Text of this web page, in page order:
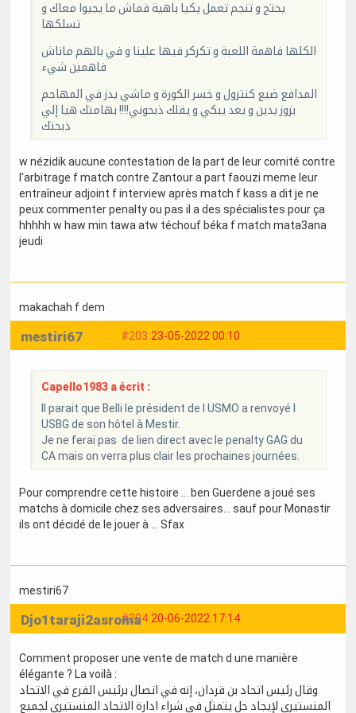
يحتج و تنجم تعمل يكيا باهية فماش ما يجيوا معاك و
تسلكها
الكلها فاهمة اللعبة و تكركر فيها علينا و في بالهم ماناش
فاهمين شيء
المدافع ضيع كنترول و خسر الكورة و ماشي يدز في المهاجم
بزوز يدين و يعد يبكي و يقلك ذبحوني!!!! بهامتك هيا إلي
ذبحتك
w nézidik aucune contestation de la part de leur comité contre
l'arbitrage f match contre Zantour a part faouzi meme leur
entraîneur adjoint f interview après match f kass a dit je ne
peux commenter penalty ou pas il a des spécialistes pour ça
hhhhh w haw min tawa atw téchouf béka f match mata3ana
jeudi
makachah f dem
#203 23-05-2022 00:10
mestiri67
Capello1983 a écrit :
Il parait que Belli le président de l USMO a renvoyé l
USBG de son hôtel à Mestir.
Je ne ferai pas de lien direct avec le penalty GAG du
CA mais on verra plus clair les prochaines journées.
Pour comprendre cette histoire … ben Guerdene a joué ses
matchs à domicile chez ses adversaires… sauf pour Monastir
ils ont décidé de le jouer à … Sfax
mestiri67
#204 20-06-2022 17:14
Djo1taraji2asroma
Comment proposer une vente de match d une manière
élégante ? La voilà :
وقال رئيس اتحاد بن قردان، إنه في اتصال برئيس الفرع في الاتحاد
المنستيري لإيجاد حل يتمثل في شراء ادارة الاتحاد المنستيري لجميع